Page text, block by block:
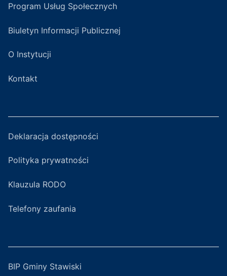
Program Usług Społecznych
Biuletyn Informacji Publicznej
O Instytucji
Kontakt
Deklaracja dostępności
Polityka prywatności
Klauzula RODO
Telefony zaufania
BIP Gminy Stawiski